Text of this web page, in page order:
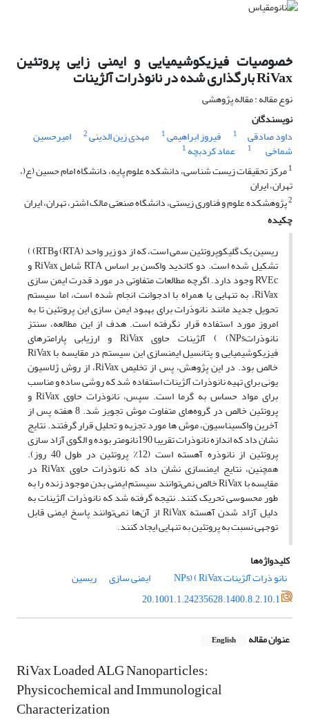
خصوصیات فیزیکوشیمیایی و ایمنی زایی پروتئین
RiVax بارگذاری شده در نانوذرات آلژینات
نوع مقاله : مقاله پژوهشی
نویسندگان
داود صادقی
1 فیروز ابراهیمی1 مهدی زین الدینی2 امیرحسین
شماخی 1 عماد کردبچه 1
1مرکز تحقیقات زیست شناسی، دانشکده علوم پایه، دانشگاه امام حسین (ع(،
تهران، ایران
2پژوهشکده علوم و فناوری زیستی، دانشگاه صنعتی مالک اشتر، تهران، ایران
چکیده
ریسین یک گلیکوپروتئین سمی است، که از دو زیر واحد (RTA) وRTB) )
تشکیل شده است. دو کاندید واکسن بر اساس RTA شامل RiVax و
RVEc وجود دارد. اگرچه مطالعات متفاوتی در مورد قدرت ایمن سازی
RiVax، به تنهایی یا همراه با ادجوانت انجام شده است، اما سیستم
تحویل جدید مانند نانوذرات برای بهبود ایمن سازی این پروتئین تا به
امروز مورد استفاده قرار نگرفته است. هدف از این مطالعه، سنتز
نانوذراتNPs) ) آلژینات حاوی RiVax و ارزیابی پارامترهای
فیزیکوشیمیایی و پتانسیل ایمن­سازی این سیستم در مقایسه با RiVax
خالص بود. در این پژوهش، پس از تخلیص RiVax، از روش ژلاسیون
یونی برای تهیه نانوذرات آلژینات استفاده شد که روشی ساده و مناسب
برای مواد حساس به گرما است. سپس، نانوذرات حاوی RiVax و
پروتئین خالص در گروه‌های متفاوت موش تجویز شد. 8 هفته پس از
آخرین واکسیناسیون، موش ها مورد تجزیه و تحلیل قرار گرفتند. نتایج
نشان داد که اندازه نانوذرات تقریبا 190نانومتر بوده و الگوی آزاد سازی
پروتئین از نانوذره آهسته است (12٪ پروتئین در طول 40 روز).
همچنین، نتایج ایمن­سازی نشان داد که نانوذرات حاوی RiVax در
مقایسه با RiVax خالص نمی‌توانند سیستم ایمنی بدن موجود زنده را به
طور محسوسی تحریک کنند. نتیجه گرفته شد که نانوذرات آلژینات به
دلیل آزاد شدن آهسته RiVax از آن‌ها نمی‌توانند پاسخ ایمنی قابل
توجهی نسبت به پروتئین به تنهایی ایجاد کنند.
کلیدواژه‌ها
نانو ذرات آلژینات NPs)( RiVax ایمنی سازی
ریسین
20.1001.1.24235628.1400.8.2.10.1
عنوان مقاله English
RiVax Loaded ALG Nanoparticles:
Physicochemical and Immunological
Characterization